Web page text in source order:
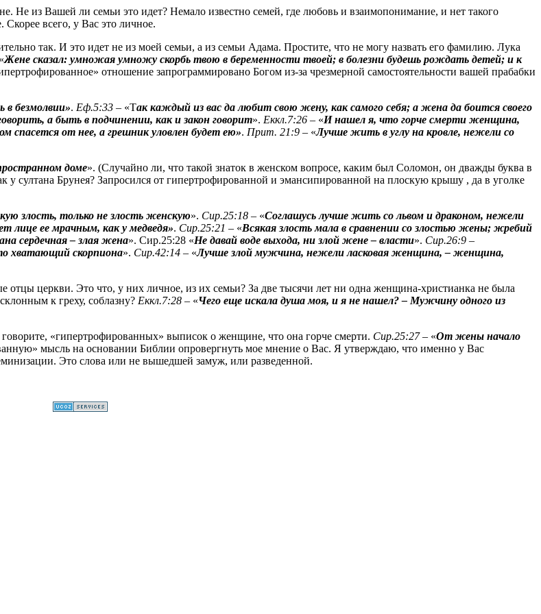
Не из Вашей ли семьи это идет? Немало известно семей, где любовь и взаимопонимание, и нет такого
всего, у Вас это личное.
так. И это идет не из моей семьи, а из семьи Адама. Простите, что не могу назвать его фамилию. Лука
Жене сказал: умножая умножу скорбь твою в беременности твоей; в болезни будешь рождать детей; и к
отношение запрограммировано Богом из-за чрезмерной самостоятельности вашей прабабки
безмолвии». Еф.5:33 – «Так каждый из вас да любит свою жену, как самого себя; а жена да боится своего
а быть в подчинении, как и закон говорит». Еккл.7:26 – «И нашел я, что горче смерти женщина,
спасется от нее, а грешник уловлен будет ею». Прит. 21:9 – «Лучше жить в углу на кровле, нежели со
доме». (Случайно ли, что такой знаток в женском вопросе, каким был Соломон, он дважды буква в
у султана Брунея? Запросился от гипертрофированной и эмансипированной на плоскую крышу , да в уголке
злость, только не злость женскую». Сир.25:18 – «Соглашусь лучше жить со львом и драконом, нежели
лице ее мрачным, как у медведя». Сир.25:21 – «Всякая злость мала в сравнении со злостью жены; жребий
сердечная – злая жена». Сир.25:28 «Не давай воде выхода, ни злой жене – власти». Сир.26:9 –
хватающий скорпиона». Сир.42:14 – «Лучше злой мужчина, нежели ласковая женщина, – женщина,
церкви. Это что, у них личное, из их семьи? За две тысячи лет ни одна женщина-христианка не была
к греху, соблазну? Еккл.7:28 – «Чего еще искала душа моя, и я не нашел? – Мужчину одного из
«гипертрофированных» выписок о женщине, что она горче смерти. Сир.25:27– «От жены начало
мысль на основании Библии опровергнуть мое мнение о Вас. Я утверждаю, что именно у Вас
Это слова или не вышедшей замуж, или разведенной.